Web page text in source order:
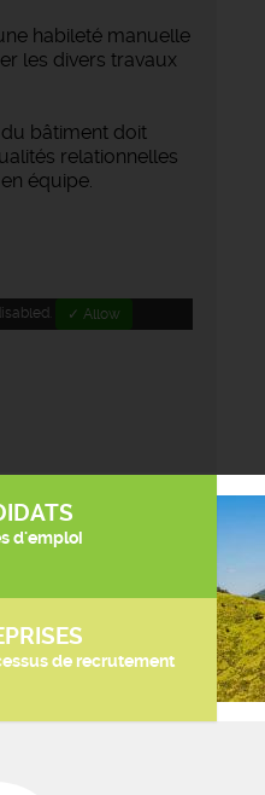
habileté manuelle
les divers travaux
bâtiment doit
relationnelles
équipe.
✓ Allow
d'emploi
de recrutement